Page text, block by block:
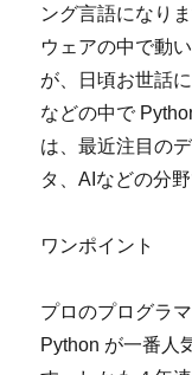
ング言語になり
ウェアの中で動
が、日頃お世話
などの中で
は、最近注目の
タ、AIなどの分
ワンポイント
プロのプログラ
Python が一番人